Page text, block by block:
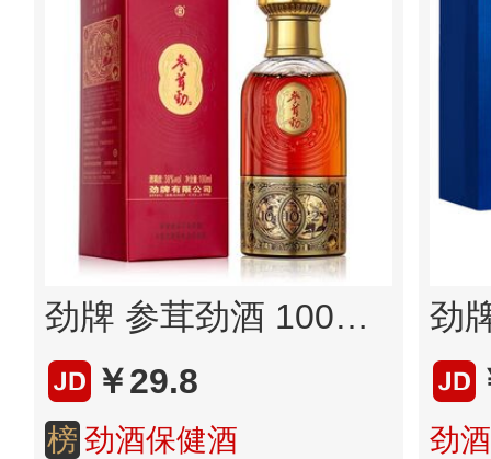
劲牌 参茸劲酒 100ml 单瓶装
￥29.8
榜 劲酒保健酒 劲